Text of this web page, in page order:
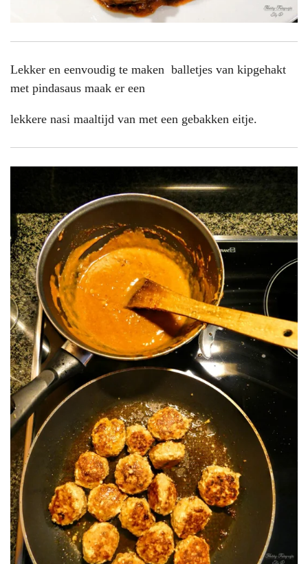
Lekker en eenvoudig te maken balletjes van kipgehakt
met pindasaus maak er een
lekkere nasi maaltijd van met een gebakken eitje.